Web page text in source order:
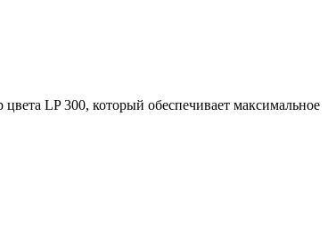
LP 300, который обеспечивает максимальное